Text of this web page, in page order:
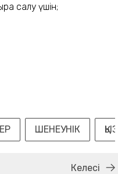
салу үшін;
ШЕНЕУНІК
Келесі